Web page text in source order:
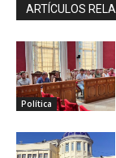
ARTÍCULOS
Política